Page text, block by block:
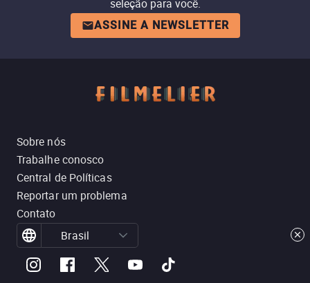
seleção para você.
ASSINE A NEWSLETTER
Sobre nós
Trabalhe conosco
Central de Políticas
Reportar um problema
Contato
Brasil